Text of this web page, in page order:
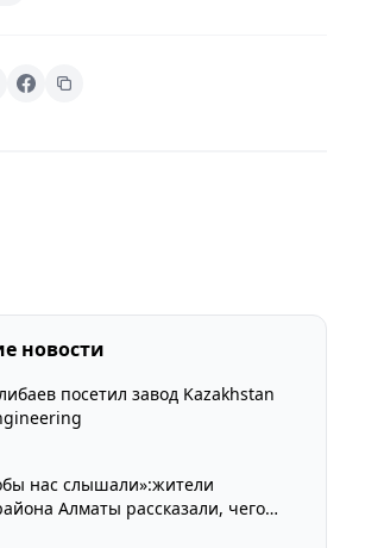
новости
посетил завод Kazakhstan
нас слышали»:жители
Алматы рассказали, чего
депутатов Курултая